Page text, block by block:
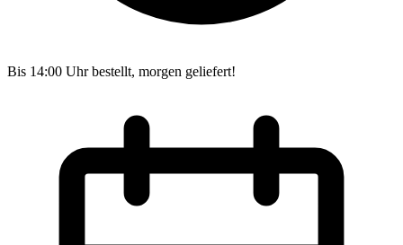
Bis 14:00 Uhr bestellt, morgen geliefert!